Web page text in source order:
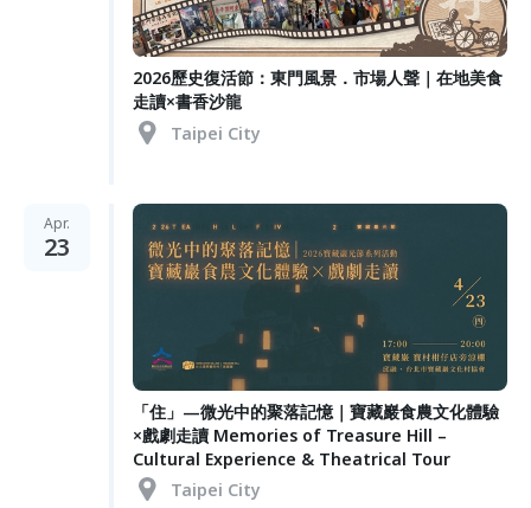
2026歷史復活節：東門風景．市場人聲｜在地美食
走讀×書香沙龍
Taipei City
Apr.
23
「住」—微光中的聚落記憶｜寶藏巖食農文化體驗
×戲劇走讀 Memories of Treasure Hill –
Cultural Experience & Theatrical Tour
Taipei City